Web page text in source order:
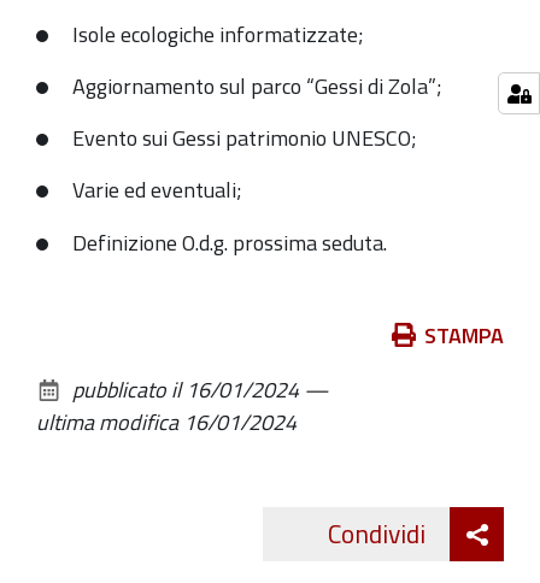
Municipio
Zola
Predosa
Isole ecologiche informatizzate;
Aggiornamento sul parco “Gessi di Zola”;
Evento sui Gessi patrimonio UNESCO;
Varie ed eventuali;
Definizione O.d.g. prossima seduta.
documento
STAMPA
pubblicato il 16/01/2024—
ultima modifica 16/01/2024
Condividi